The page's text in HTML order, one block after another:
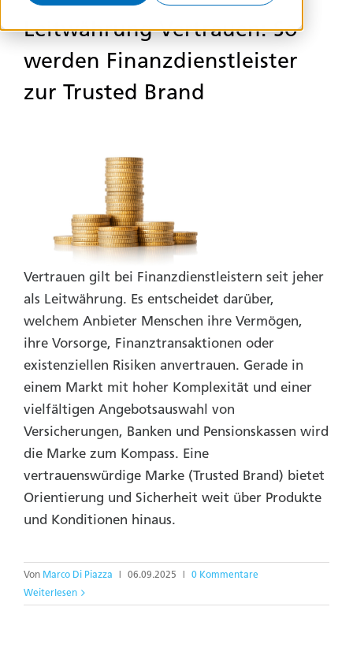
Leitwährung Vertrauen: So
werden Finanzdienstleister
zur Trusted Brand
Vertrauen gilt bei Finanzdienstleistern seit jeher
als Leitwährung. Es entscheidet darüber,
welchem Anbieter Menschen ihre Vermögen,
ihre Vorsorge, Finanztransaktionen oder
existenziellen Risiken anvertrauen. Gerade in
einem Markt mit hoher Komplexität und einer
vielfältigen Angebotsauswahl von
Versicherungen, Banken und Pensionskassen wird
die Marke zum Kompass. Eine
vertrauenswürdige Marke (Trusted Brand) bietet
Orientierung und Sicherheit weit über Produkte
und Konditionen hinaus.
Von Marco Di Piazza 06.09.2025
0 Kommentare
Weiterlesen